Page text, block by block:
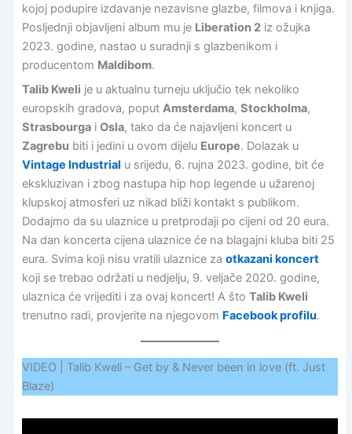
kojoj podupire izdavanje nezavisne glazbe, filmova i knjiga.
Posljednji objavljeni album mu je Liberation 2iz ožujka
2023. godine, nastao u suradnji s glazbenikom i
producentom Maldibom.
Talib Kweli je u aktualnu turneju uključio tek nekoliko
europskih gradova, poput Amsterdama, Stockholma,
Strasbourgai Osla, tako da će najavljeni koncert u
Zagrebu biti i jedini u ovom dijelu Europe. Dolazak u
Vintage Industrial u srijedu, 6. rujna 2023. godine, bit će
ekskluzivan i zbog nastupa hip hop legende u užarenoj
klupskoj atmosferi uz nikad bliži kontakt s publikom.
Dodajmo da su ulaznice u pretprodaji po cijeni od 20 eura.
Na dan koncerta cijena ulaznice će na blagajni kluba biti 25
eura. Svima koji nisu vratili ulaznice za otkazani koncert
koji se trebao održati u nedjelju, 9. veljače 2020. godine,
ulaznica će vrijediti i za ovaj koncert! A što Talib Kweli
trenutno radi, provjerite na njegovom Facebook profilu.
VIDEO | Talib Kweli – Get by & Never been in love (ft. Just
Blaze)